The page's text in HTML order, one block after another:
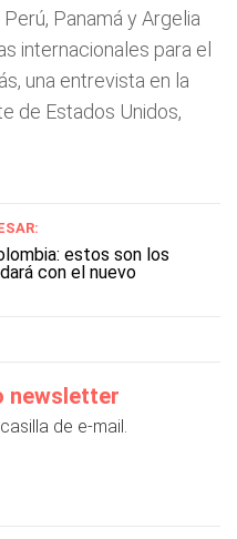
Perú, Panamá y Argelia
internacionales para el
una entrevista en la
de Estados Unidos,
estos son los
con el nuevo
newsletter
de e-mail.